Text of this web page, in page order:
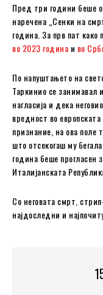
Пред три години беше
наречена „Сенки на
година. За прв пат како
во 2023 година и во
По напуштањето на
Таркинио се занимавал
нагласија и дека
вредност во
признание, на ова поле
што отсекогаш му
година беше прогласен
Италијанската
Со неговата смрт,
најдоследни и